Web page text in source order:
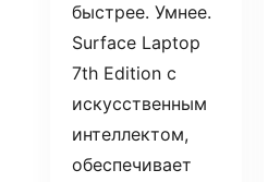
быстрее. Умнее.
Surface Laptop
7th Edition с
искусственным
интеллектом,
обеспечивает